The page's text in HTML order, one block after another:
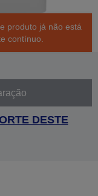
produto já não está
contínuo.
DESTE